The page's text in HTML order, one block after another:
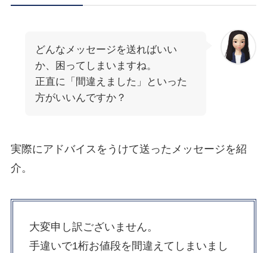
どんなメッセージを送ればいい
か、困ってしまいますね。
正直に「間違えました」といった
方がいいんですか？
実際にアドバイスをうけて送ったメッセージを紹
介。
大変申し訳ございません。
手違いで1桁お値段を間違えてしまいまし